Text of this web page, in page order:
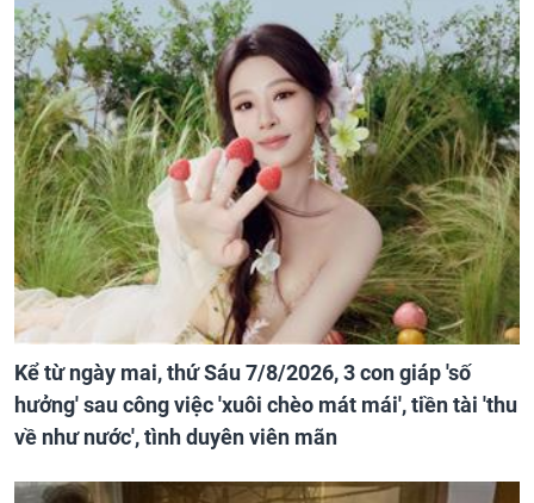
Kể từ ngày mai, thứ Sáu 7/8/2026, 3 con giáp 'số
hưởng' sau công việc 'xuôi chèo mát mái', tiền tài 'thu
về như nước', tình duyên viên mãn